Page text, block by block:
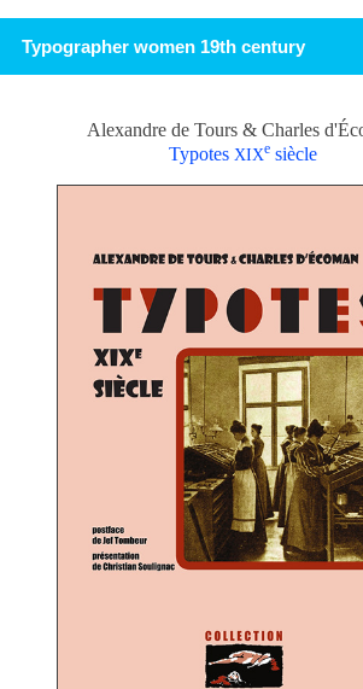
Typographer women 19th century
Alexandre de Tours & Charles
TypotesXIXe siècle